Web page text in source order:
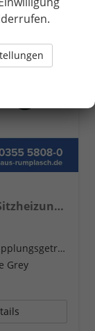
Maxi 2.0 TDI DSG 7Sitze+Kamera+Sitzheizung+PDC vo+hi+ACC+Climatronic
Doppelkupplungsgetriebe (DSG)
Grey